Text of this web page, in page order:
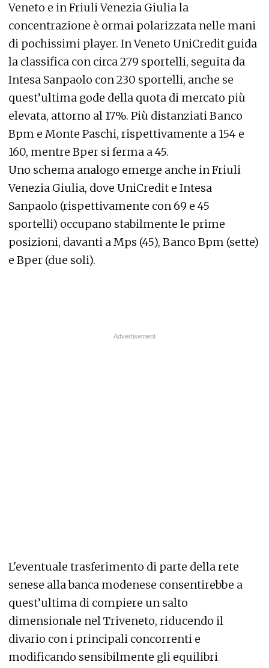
Veneto e in Friuli Venezia Giulia la
concentrazione è ormai polarizzata nelle mani
di pochissimi player. In Veneto UniCredit guida
la classifica con circa 279 sportelli, seguita da
Intesa Sanpaolo con 230 sportelli, anche se
quest’ultima gode della quota di mercato più
elevata, attorno al 17%. Più distanziati Banco
Bpm e Monte Paschi, rispettivamente a 154 e
160, mentre Bper si ferma a 45.
Uno schema analogo emerge anche in Friuli
Venezia Giulia, dove UniCredit e Intesa
Sanpaolo (rispettivamente con 69 e 45
sportelli) occupano stabilmente le prime
posizioni, davanti a Mps (45), Banco Bpm (sette)
e Bper (due soli).
L'eventuale trasferimento di parte della rete
senese alla banca modenese consentirebbe a
quest’ultima di compiere un salto
dimensionale nel Triveneto, riducendo il
divario con i principali concorrenti e
modificando sensibilmente gli equilibri